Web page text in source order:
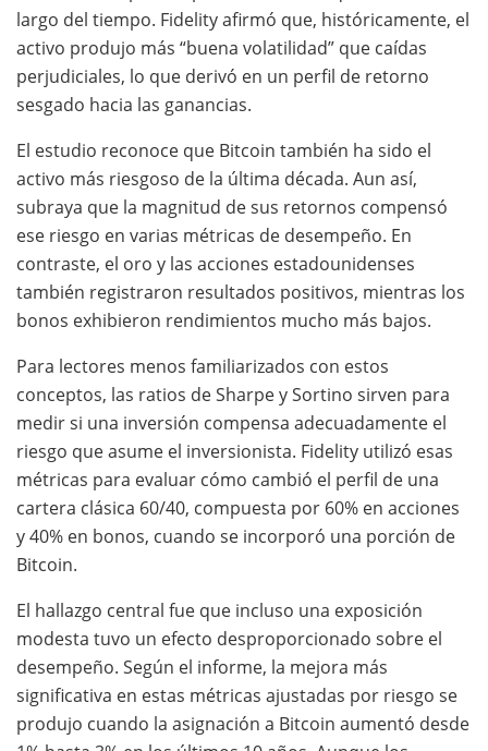
largo del tiempo. Fidelity afirmó que, históricamente, el
activo produjo más “buena volatilidad” que caídas
perjudiciales, lo que derivó en un perfil de retorno
sesgado hacia las ganancias.
El estudio reconoce que Bitcoin también ha sido el
activo más riesgoso de la última década. Aun así,
subraya que la magnitud de sus retornos compensó
ese riesgo en varias métricas de desempeño. En
contraste, el oro y las acciones estadounidenses
también registraron resultados positivos, mientras los
bonos exhibieron rendimientos mucho más bajos.
Para lectores menos familiarizados con estos
conceptos, las ratios de Sharpe y Sortino sirven para
medir si una inversión compensa adecuadamente el
riesgo que asume el inversionista. Fidelity utilizó esas
métricas para evaluar cómo cambió el perfil de una
cartera clásica 60/40, compuesta por 60% en acciones
y 40% en bonos, cuando se incorporó una porción de
Bitcoin.
El hallazgo central fue que incluso una exposición
modesta tuvo un efecto desproporcionado sobre el
desempeño. Según el informe, la mejora más
significativa en estas métricas ajustadas por riesgo se
produjo cuando la asignación a Bitcoin aumentó desde